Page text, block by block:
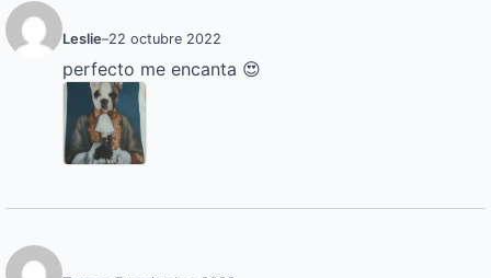
Leslie–22 octubre 2022
perfecto me encanta 😍